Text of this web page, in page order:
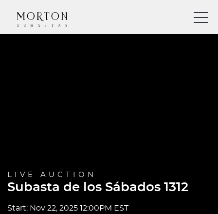
LIVE AUCTION
Subasta de los Sábados 1312
Start: Nov 22, 2025 12:00PM EST